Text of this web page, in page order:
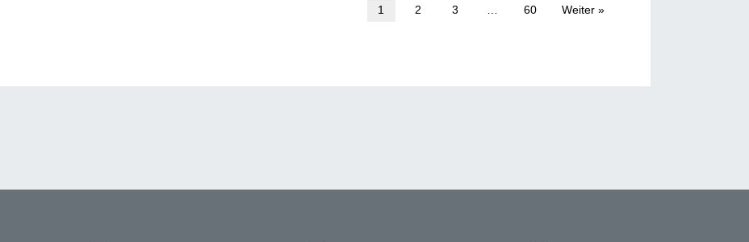
1 2 3 60 Weiter »